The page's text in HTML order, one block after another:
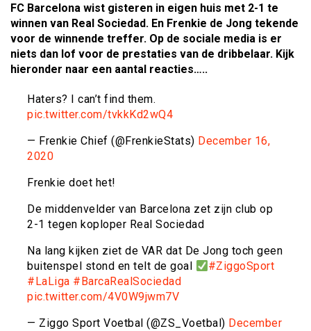
FC Barcelona wist gisteren in eigen huis met 2-1 te
winnen van Real Sociedad. En Frenkie de Jong tekende
voor de winnende treffer. Op de sociale media is er
niets dan lof voor de prestaties van de dribbelaar. Kijk
hieronder naar een aantal reacties…..
Haters? I can’t find them.
pic.twitter.com/tvkkKd2wQ4
— Frenkie Chief (@FrenkieStats) December 16,
2020
Frenkie doet het!
De middenvelder van Barcelona zet zijn club op
2-1 tegen koploper Real Sociedad
Na lang kijken ziet de VAR dat De Jong toch geen
buitenspel stond en telt de goal
#ZiggoSport
#LaLiga #BarcaRealSociedad
pic.twitter.com/4V0W9jwm7V
— Ziggo Sport Voetbal (@ZS_Voetbal) December